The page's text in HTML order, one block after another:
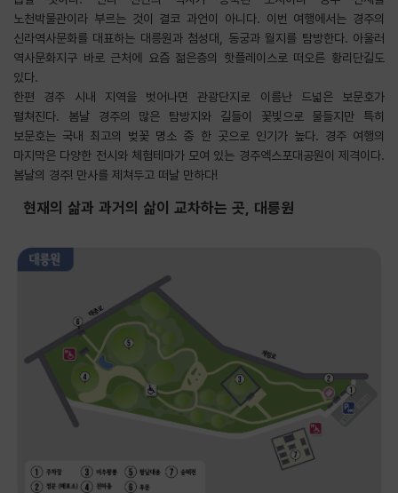
노천박물관이라 부르는 것이 결코 과언이 아니다. 이번 여행에서는 경주의
신라역사문화를 대표하는 대릉원과 첨성대, 동궁과 월지를 탐방한다. 아울러
역사문화지구 바로 근처에 요즘 젊은층의 핫플레이스로 떠오른 황리단길도
있다.
한편 경주 시내 지역을 벗어나면 관광단지로 이름난 드넓은 보문호가
펼쳐진다. 봄날 경주의 많은 탐방지와 길들이 꽃빛으로 물들지만 특히
보문호는 국내 최고의 벚꽃 명소 중 한 곳으로 인기가 높다. 경주 여행의
마지막은 다양한 전시와 체험테마가 모여 있는 경주엑스포대공원이 제격이다.
봄날의 경주! 만사를 제쳐두고 떠날 만하다!
현재의 삶과 과거의 삶이 교차하는 곳, 대릉원